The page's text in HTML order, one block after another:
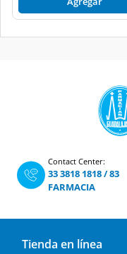
Contact Center:
33 3818 1818/83
FARMACIA
Tienda en línea